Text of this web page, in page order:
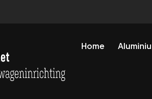
Home
Wand- & ladekasten